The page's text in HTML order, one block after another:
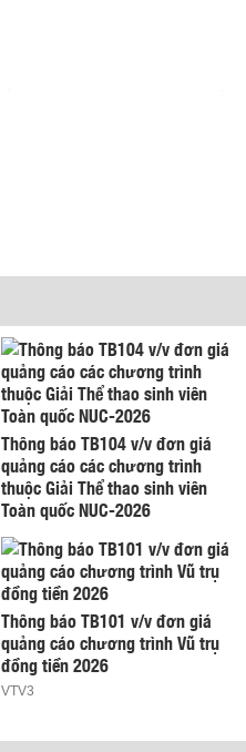
Thông báo TB104 v/v đơn giá
quảng cáo các chương trình
thuộc Giải Thể thao sinh viên
Toàn quốc NUC-2026
Thông báo TB101 v/v đơn giá
quảng cáo chương trình Vũ trụ
đồng tiền 2026
VTV3